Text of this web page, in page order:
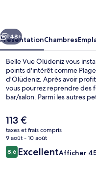
Suivant
148+
PrésentationChambres
Belle Vue Ölüdeniz vous
points d'intérêt comme
d'Ölüdeniz. Après avoir
vous pourrez reprendre des
bar/salon. Parmi les autres
snack-bar/une épicerie fine.
Le
prix
actuel
est
de
113 €
taxes et frais compris
9 août - 10 août
Avis
voyageurs
8,68,6 sur 10
ExcellentAfficher